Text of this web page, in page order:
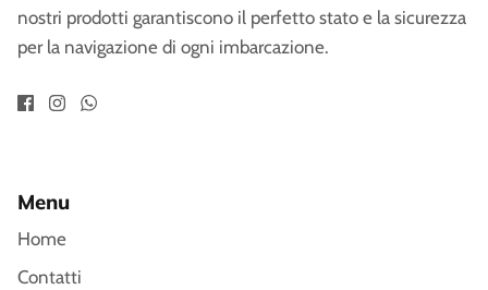
nostri prodotti garantiscono il perfetto stato e la sicurezza
per la navigazione di ogni imbarcazione.
Menu
Home
Contatti